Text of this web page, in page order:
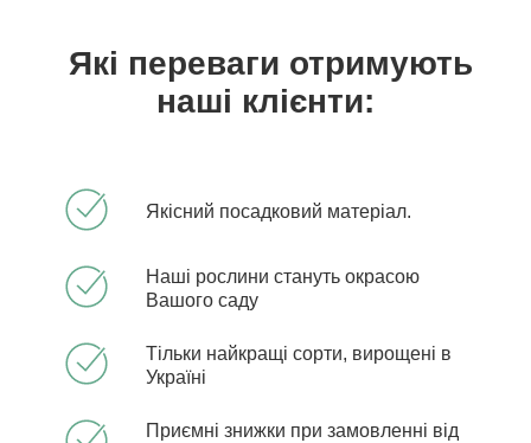
Які переваги отримують
наші клієнти:
Якісний посадковий матеріал.
Наші рослини стануть окрасою
Вашого саду
Тільки найкращі сорти, вирощені в
Україні
Приємні знижки при замовленні від